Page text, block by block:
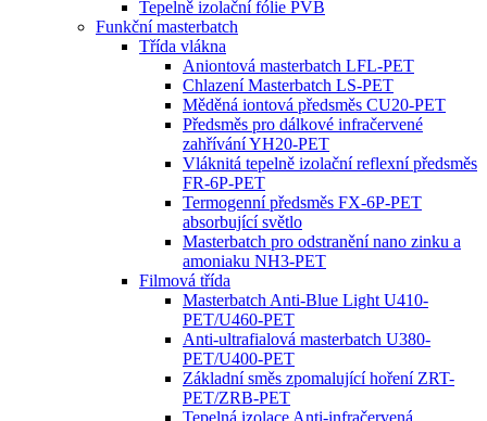
Tepelně izolační fólie PVB
Funkční masterbatch
Třída vlákna
Aniontová masterbatch LFL-PET
Chlazení Masterbatch LS-PET
Měděná iontová předsměs CU20-PET
Předsměs pro dálkové infračervené
zahřívání YH20-PET
Vláknitá tepelně izolační reflexní předsměs
FR-6P-PET
Termogenní předsměs FX-6P-PET
absorbující světlo
Masterbatch pro odstranění nano zinku a
amoniaku NH3-PET
Filmová třída
Masterbatch Anti-Blue Light U410-
PET/U460-PET
Anti-ultrafialová masterbatch U380-
PET/U400-PET
Základní směs zpomalující hoření ZRT-
PET/ZRB-PET
Tepelná izolace Anti-infračervená